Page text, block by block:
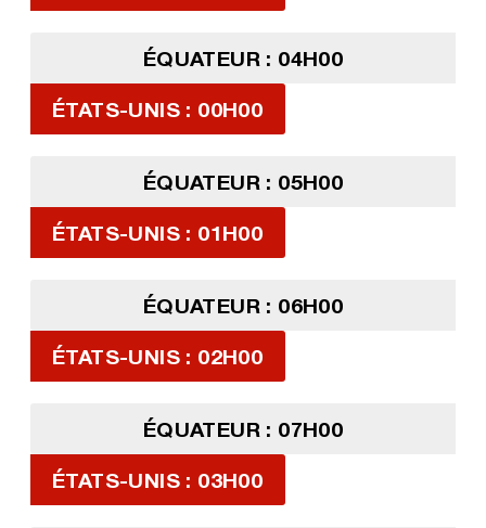
ÉQUATEUR : 04H00
ÉTATS-UNIS : 00H00
ÉQUATEUR : 05H00
ÉTATS-UNIS : 01H00
ÉQUATEUR : 06H00
ÉTATS-UNIS : 02H00
ÉQUATEUR : 07H00
ÉTATS-UNIS : 03H00